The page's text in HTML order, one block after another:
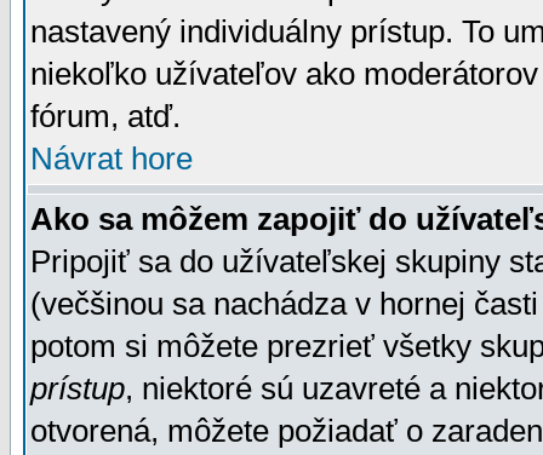
nastavený individuálny prístup. To
niekoľko užívateľov ako
fórum, atď.
Návrat hore
Ako sa môžem zapojiť do
Pripojiť sa do užívateľskej skupiny
(večšinou sa nachádza v hornej
potom si môžete prezrieť všetky
prístup, niektoré sú uzavreté a
otvorená, môžete požiadať o